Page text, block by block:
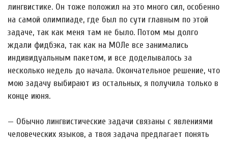
лингвистике. Он тоже положил на это много сил, особенно
на самой олимпиаде, где был по сути главным по этой
задаче, так как меня там не было. Потом мы долго
ждали фидбэка, так как на МОЛе все занимались
индивидуальным пакетом, и все доделывалось за
несколько недель до начала. Окончательное решение, что
мою задачу выбирают из остальных, я получила только в
конце июня.
— Обычно лингвистические задачи связаны с явлениями
человеческих языков, а твоя задача предлагает понять